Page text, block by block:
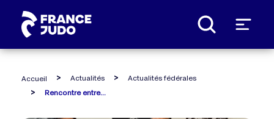
Accueil Actualités
Actualités fédérales
Rencontre entre les dirigeants de la ffjudo et le maire de clichy-sous-bois